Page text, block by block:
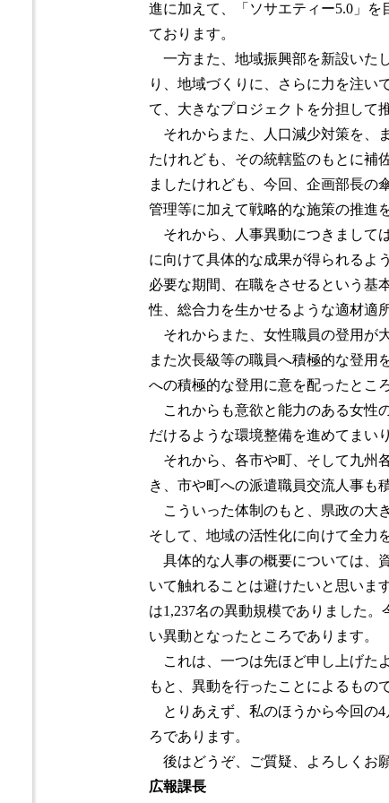
進に加えて、「ソサエティー5.0」
ております。
一方また、地域振興部を新設いた
り、地域づくりに、さらに力を注い
て、大きなプロジェクトを分担して
それからまた、人口減少対策を、
たけれども、その統轄監のもとに補
ましたけれども、今回、企画部長の
管理等に加えて戦略的な施策の推進
それから、人事異動につきまして
に向けて具体的な成果が得られるよ
必要な期間、在職をさせるという基
性、総合力を生かせるような適材適
それからまた、女性職員の登用が
また次長級等の職員へ積極的な登用
への積極的な登用に意を配ったとこ
これからも意欲と能力のある女性
だけるような環境整備を進めてまい
それから、各市や町、そして九州
き、市や町への派遣職員交流人事も
こういった体制のもと、県政の大
そして、地域の活性化に向けて全力
具体的な人事の概要については、
いて触れることは避けたいと思いま
は1,237名の異動規模でありました
い異動となったところであります。
これは、一つは先ほど申し上げた
もと、異動を行ったことによるもの
とりあえず、私のほうから今回の4
ろであります。
後はどうぞ、ご質疑、よろしくお
広報課長